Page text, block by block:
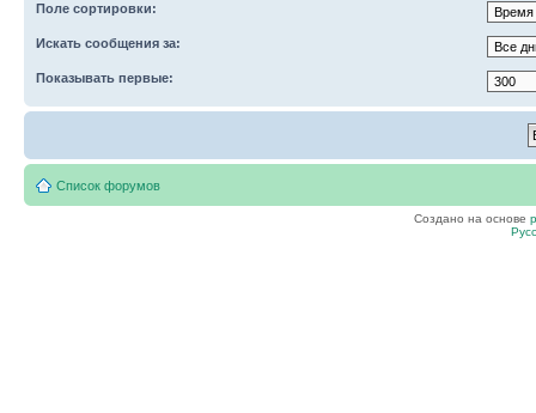
Поле сортировки:
Искать сообщения за:
Показывать первые:
Список форумов
Создано на основе